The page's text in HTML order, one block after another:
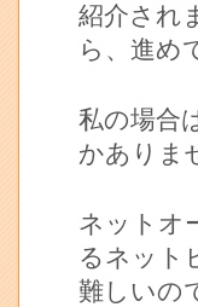
紹介され
ら、進め
私の場合
かありま
ネットオ
るネット
難しいの